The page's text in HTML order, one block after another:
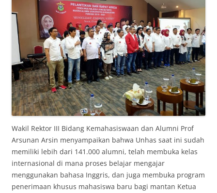
Wakil Rektor III Bidang Kemahasiswaan dan Alumni Prof
Arsunan Arsin menyampaikan bahwa Unhas saat ini sudah
memiliki lebih dari 141.000 alumni, telah membuka kelas
internasional di mana proses belajar mengajar
menggunakan bahasa Inggris, dan juga membuka program
penerimaan khusus mahasiswa baru bagi mantan Ketua